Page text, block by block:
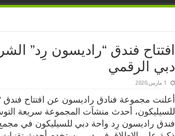
افتتاح فندق “راديسون رِد”
دبي الرقمي
1 مارس,2020
أعلنت مجموعة فنادق راديسون عن افتتاح
للسيليكون، أحدث منشآت المجموعة سريعة
فندق راديسون رِد واحة دبي للسيليكون في